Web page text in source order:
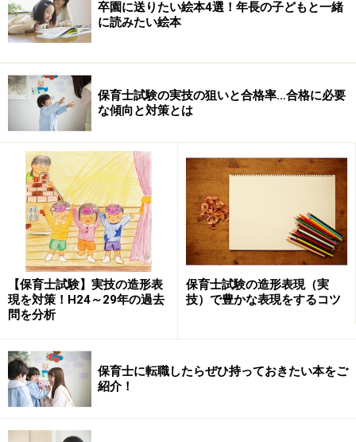
こと
■課題曲
「おつかいありさん」（作詞 関根 栄一 ・
作曲 團 伊玖磨）
「おへそ」（作詞 ・ 作曲 佐々木 美子）
ピアノ、ギター、アコーディオンのいずれ
かで演奏すること。(楽譜の持込可)
ピアノの伴奏には市販の楽譜を用いるか、
添付楽譜のコードネームを参照して編曲し
たものを用いる。
ギター、アコーディオンで伴奏する場合に
奏すること。
いずれの楽器とも、前奏・後奏を付けても
よい。歌詞は1番のみとする。移調してもよ
い。
卒園に送りたい絵本4選！年長の子どもと一緒
に読みたい絵本
保育士試験の実技の狙いと合格率…合格に必要
な傾向と対策とは
【保育士試験】実技の造形表
現を対策！H24～29年の過去
問を分析
保育士試験の造形表現（実
技）で豊かな表現をするコツ
保育士に転職したらぜひ持っておきたい本をご
紹介！